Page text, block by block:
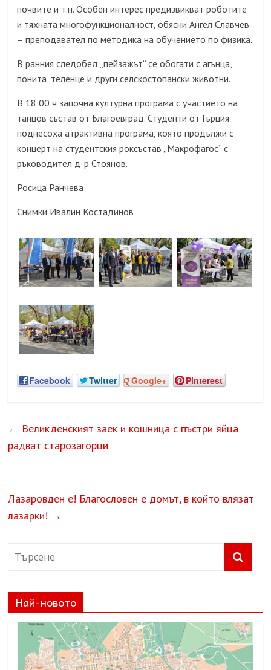
почвите и т.н. Особен интерес предизвикват роботите
и тяхната многофункционалност, обясни Ангел Славчев
– преподавател по методика на обучението по физика.
В ранния следобед „пейзажът“ се обогати с агънца,
понита, теленце и други селскостопански животни.
В 18:00 ч започна културна програма с участието на
танцов състав от Благоевград. Студенти от Гърция
поднесоха атрактивна програма, която продължи с
концерт на студентския роксъстав „Макрофагос“ с
ръководител д-р Стоянов.
Росица Ранчева
Снимки Ивалин Костадинов
Facebook Twitter Google+ Pinterest
← Великденският заек и кошница с пъстри яйца
радват старозагорци
Лазаровден е! Благословен е домът, в който влязат
лазарки! →
Най-новото